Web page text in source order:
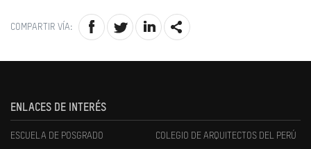
COMPARTIR VÍA:
ENLACES DE INTERÉS
ESCUELA DE POSGRADO COLEGIO DE ARQUITECTOS DEL PERÚ